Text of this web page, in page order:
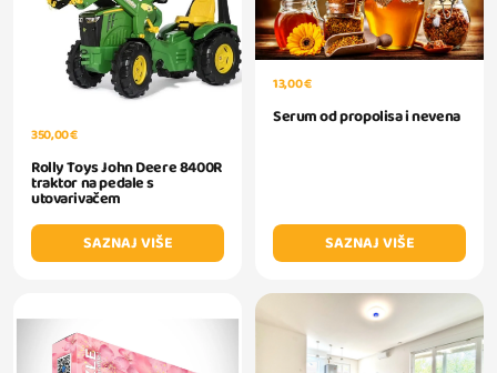
350,00 €
Rolly Toys John Deere 8400R
traktor na pedale s
utovarivačem
SAZNAJ VIŠE
13,00 €
Serum od propolisa i nevena
SAZNAJ VIŠE